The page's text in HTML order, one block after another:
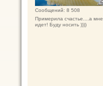
Сообщений: 8 508
Примерила счастье....а мне
идет! Буду носить ))))